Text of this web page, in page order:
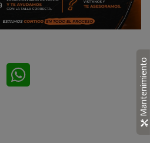
Mantenimiento